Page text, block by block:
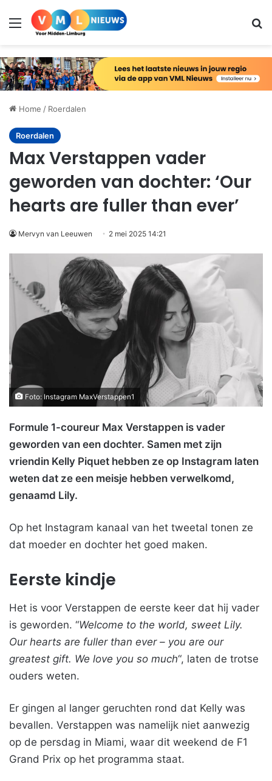
Menu
Home / Roerdalen
Roerdalen
Max Verstappen vader
geworden van dochter: ‘Our
hearts are fuller than ever’
Mervyn van Leeuwen 2 mei 2025 14:21
Foto: Instagram MaxVerstappen1
Formule 1-coureur Max Verstappen is vader
geworden van een dochter. Samen met zijn
vriendin Kelly Piquet hebben ze op Instagram laten
weten dat ze een meisje hebben verwelkomd,
genaamd Lily.
Op het Instagram kanaal van het tweetal tonen ze
dat moeder en dochter het goed maken.
Eerste kindje
Het is voor Verstappen de eerste keer dat hij vader
is geworden. “Welcome to the world, sweet Lily.
Our hearts are fuller than ever – you are our
greatest gift. We love you so much“, laten de trotse
ouders weten.
Er gingen al langer geruchten rond dat Kelly was
bevallen. Verstappen was namelijk niet aanwezig
op de persdag in Miami, waar dit weekend de F1
Grand Prix op het programma staat.